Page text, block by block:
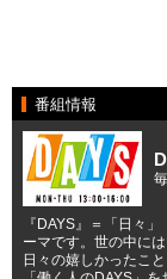
番組情報
『DAYS』＝「日々
ーマです。世の中に
日々の嬉しかったこ